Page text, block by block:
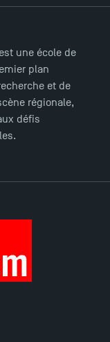
une école de
plan
et de
régionale,
défis